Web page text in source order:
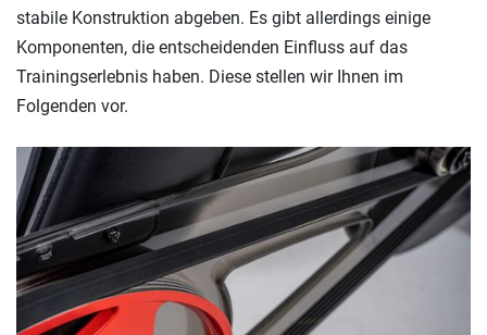
stabile Konstruktion abgeben. Es gibt allerdings einige
Komponenten, die entscheidenden Einfluss auf das
Trainingserlebnis haben. Diese stellen wir Ihnen im
Folgenden vor.